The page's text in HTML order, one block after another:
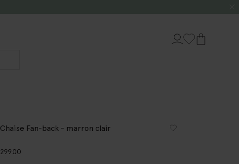
Chaise Fan-back - marron clair
299.00